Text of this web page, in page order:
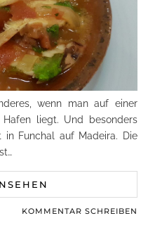
wenn man auf einer
liegt. Und besonders
in Funchal auf Madeira. Die
KOMMENTAR SCHREIBEN